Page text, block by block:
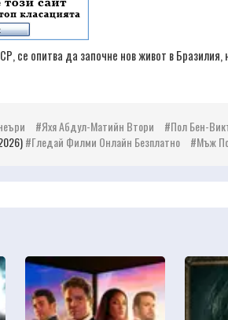
се опитва да започне нов живот в
Яхя Абдул-Матийн Втори Пол Бен-
Гледай Филми Онлайн Безплатно Мъж